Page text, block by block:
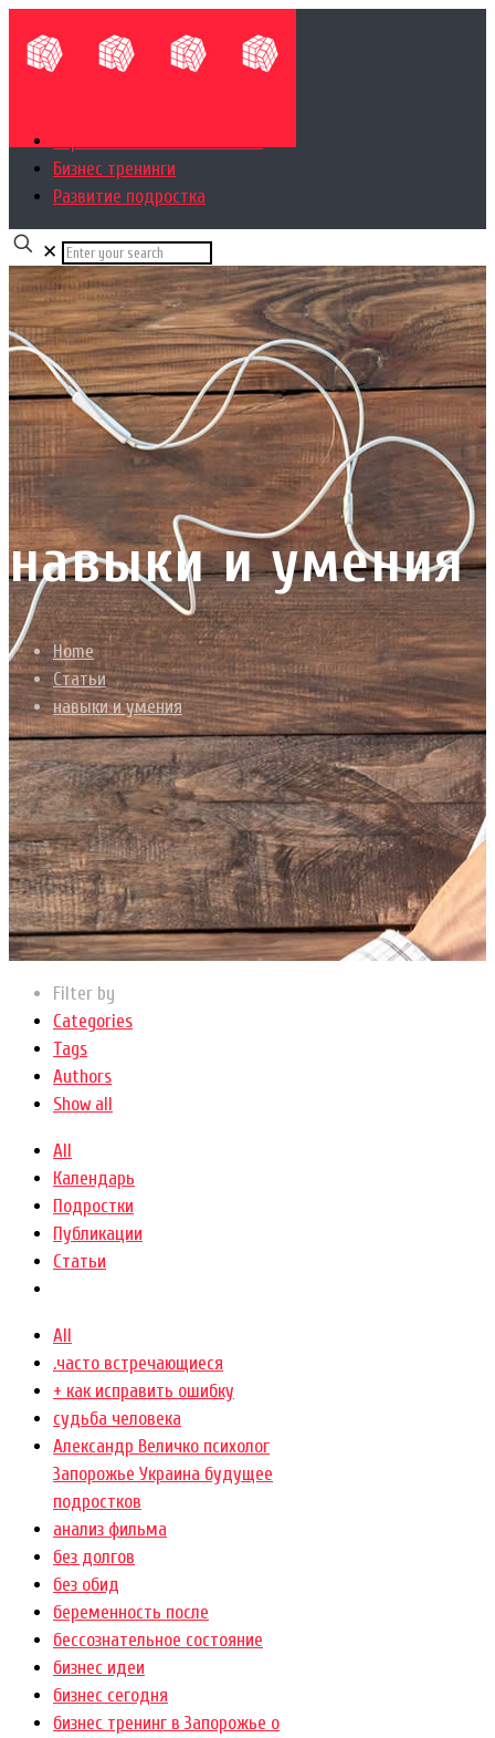
Бизнес тренинги
Развитие подростка
✕
навыки и умения
Home
Статьи
навыки и умения
Filter by
Categories
Tags
Authors
Show all
All
Календарь
Подростки
Публикации
Статьи
All
.часто встречающиеся
+ как исправить ошибку
cудьба человека
Александр Величко психолог
Запорожье Украина будущее
подростков
анализ фильма
без долгов
без обид
беременность после
бессознательное состояние
бизнес идеи
бизнес сегодня
бизнес тренинг в Запорожье о